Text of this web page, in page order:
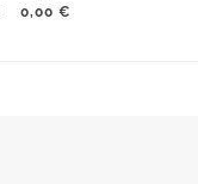
0,00 €